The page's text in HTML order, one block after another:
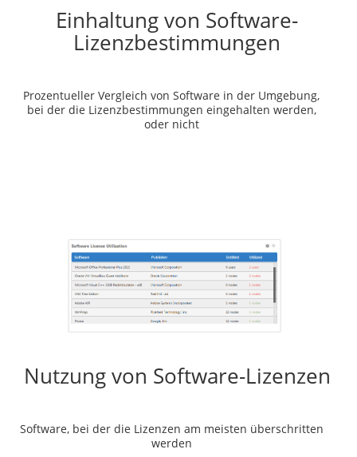
Einhaltung von Software-
Lizenzbestimmungen
Prozentueller Vergleich von Software in der Umgebung,
bei der die Lizenzbestimmungen eingehalten werden,
oder nicht
Nutzung von Software-Lizenzen
Software, bei der die Lizenzen am meisten überschritten
werden